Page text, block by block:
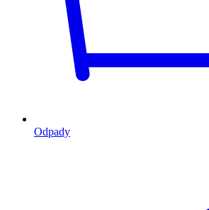
Odpady